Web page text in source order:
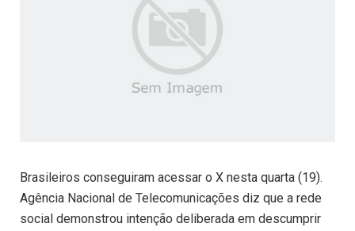
Brasileiros conseguiram acessar o X nesta quarta (19).
Agência Nacional de Telecomunicações diz que a rede
social demonstrou intenção deliberada em descumprir